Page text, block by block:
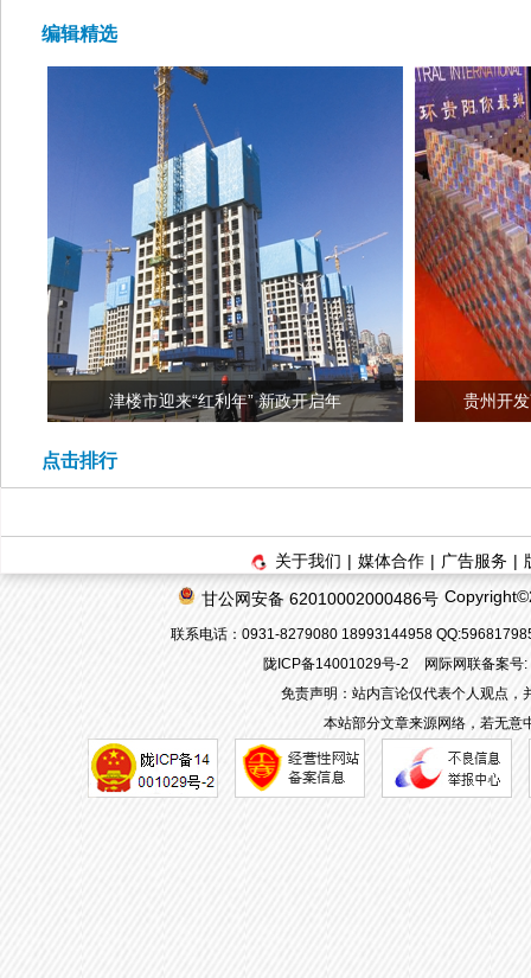
编辑精选
津楼市迎来“红利年” 新政开启年 贵州开
点击排行
关于我们 | 媒体合作 | 广告服务 |
甘公网安备 62010002000486号
联系电话：0931-8279080 18993144958
陇ICP备14001029号-2
网际网联备案
免责声明：站内言论仅代表个人观点，
本站部分文章来源网络，若无意